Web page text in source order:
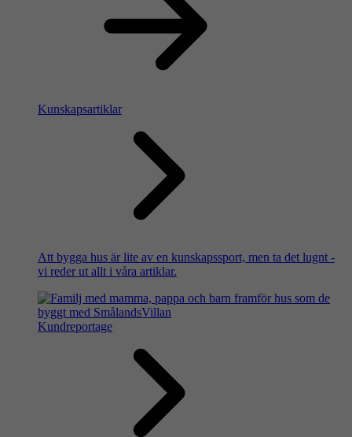
Kunskapsartiklar
Att bygga hus är lite av en kunskapssport, men ta det lugnt -
vi reder ut allt i våra artiklar.
Kundreportage